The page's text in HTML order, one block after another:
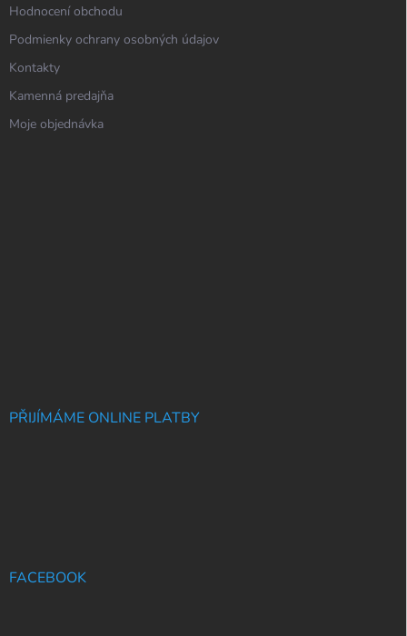
Hodnocení obchodu
Podmienky ochrany osobných údajov
Kontakty
Kamenná predajňa
Moje objednávka
PŘIJÍMÁME ONLINE PLATBY
FACEBOOK